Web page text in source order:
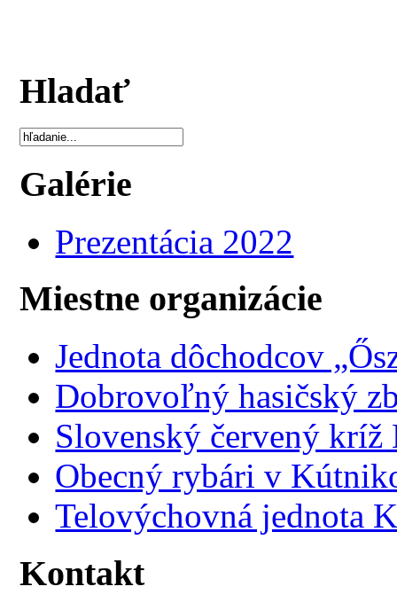
Hladať
Galérie
Prezentácia 2022
Miestne organizácie
Jednota dôchodcov
Dobrovoľný hasičský
Slovenský červený
Obecný rybári v
Telovýchovná jednota
Kontakt